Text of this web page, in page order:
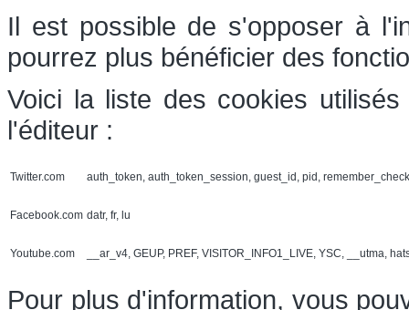
Il est possible de s'opposer à
pourrez plus bénéficier des
Voici la liste des cookies
l'éditeur :
Twitter.com auth_token, auth_token_session, guest_id, pid,
Facebook.com datr, fr, lu
Youtube.com __ar_v4, GEUP, PREF, VISITOR_INFO1_LIVE, YSC, __utma,
Pour plus d'information, vous